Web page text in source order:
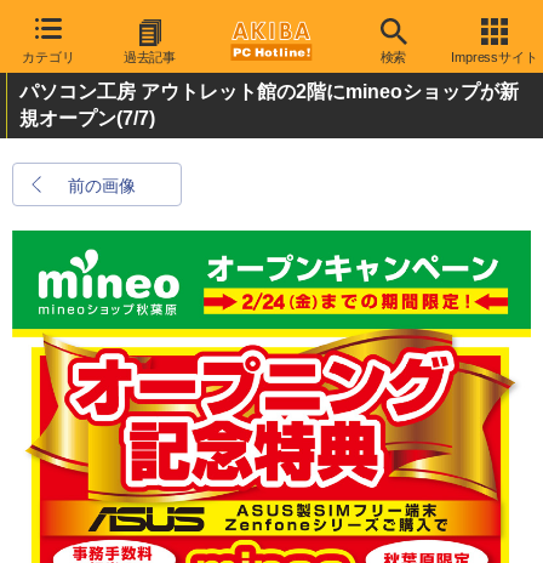
カテゴリ 過去記事 検索 Impressサイト
パソコン工房 アウトレット館の2階にmineoショップが新
規オープン(7/7)
前の画像